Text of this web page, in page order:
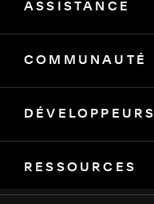
ASSISTANCE
COMMUNAUTÉ
DÉVELOPPEURS
RESSOURCES